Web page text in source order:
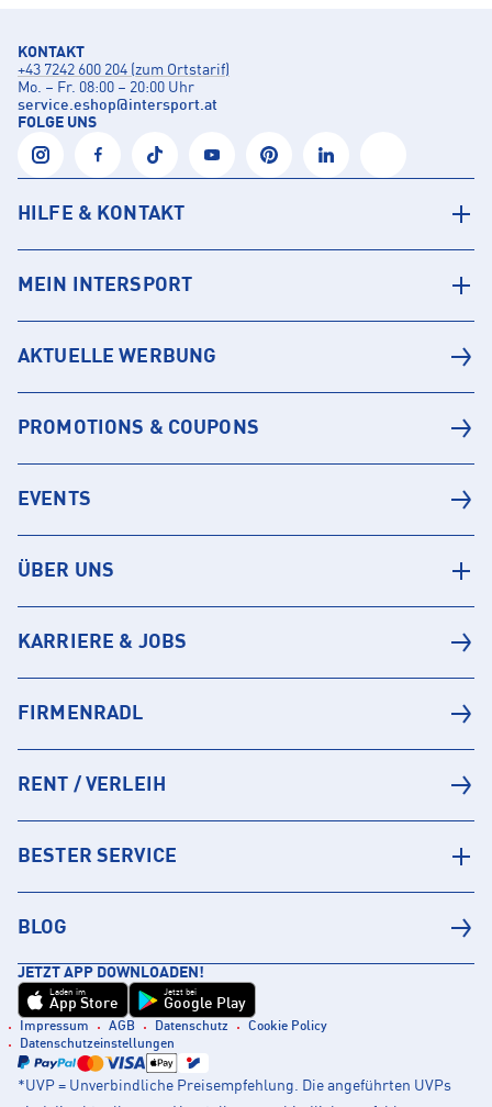
KONTAKT
+43 7242 600 204 (zum Ortstarif)
Mo. – Fr. 08:00 – 20:00 Uhr
service.eshop@intersport.at
FOLGE UNS
HILFE & KONTAKT
MEIN INTERSPORT
AKTUELLE WERBUNG
PROMOTIONS & COUPONS
EVENTS
ÜBER UNS
KARRIERE & JOBS
FIRMENRADL
RENT / VERLEIH
BESTER SERVICE
BLOG
JETZT APP DOWNLOADEN!
Laden im
App Store
Jetzt bei
Google Play
Impressum AGB Datenschutz
Cookie Policy
Datenschutzeinstellungen
*UVP = Unverbindliche Preisempfehlung. Die angeführten UVPs